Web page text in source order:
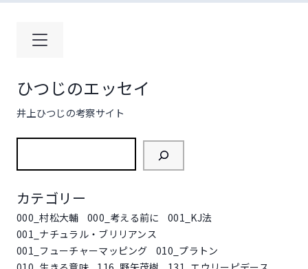
ひつじのエッセイ
井上ひつじの考察サイト
カテゴリー
000_村松大輔 000_考える前に
001_KJ法
001_ナチュラル・ブリリアンス
001_フューチャーマッピング
010_プラトン